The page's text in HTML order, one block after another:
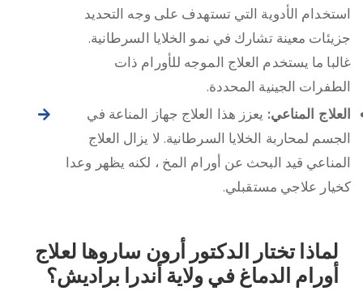
استخدام الأدوية التي تستهدف على وجه التحديد
جزيئات معينة تشارك في نمو الخلايا السرطانية.
غالبا ما يستخدم العلاج الموجه للأورام ذات
الطفرات الجينية المحددة.
العلاج المناعي: يعزز هذا العلاج جهاز المناعة في
الجسم لمحاربة الخلايا السرطانية. لا يزال العلاج
المناعي قيد البحث عن أورام المخ ، لكنه يظهر وعدا
كخيار علاجي مستقبلي.
لماذا تختار الدكتور أرون ساروها لعلاج
أورام الدماغ في ولاية أندرا براديش؟